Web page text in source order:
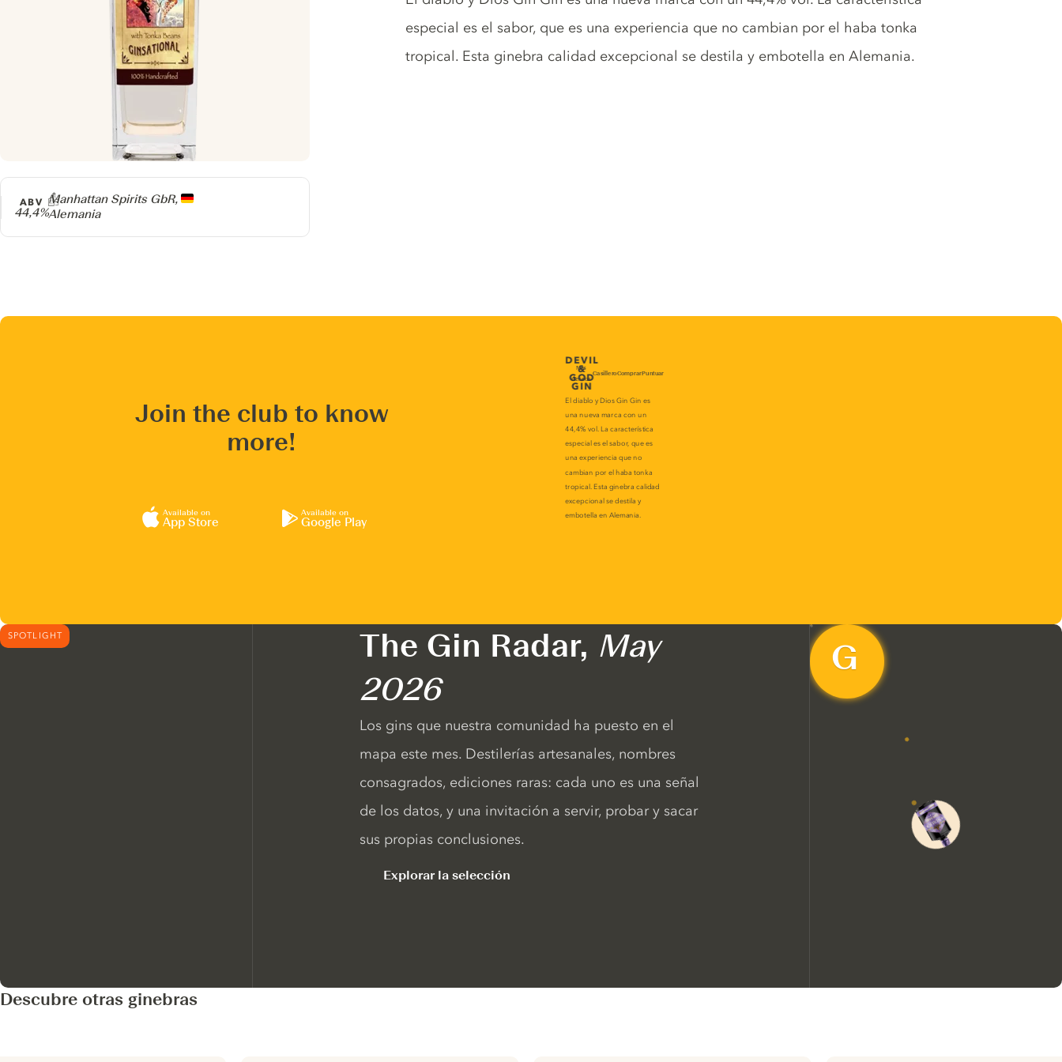
Producer
Manhattan Spirits GbR,
Alemania
ABV
44,4%
especial es el sabor, que es una experiencia que no cambian por el haba tonka
tropical. Esta ginebra calidad excepcional se destila y embotella en Alemania.
Join the club to know
more!
Available on
App Store
Available on
Google Play
SPOTLIGHT The Gin Radar, May
2026
Los gins que nuestra comunidad ha puesto en el
mapa este mes. Destilerías artesanales, nombres
consagrados, ediciones raras: cada uno es una señal
de los datos, y una invitación a servir, probar y sacar
sus propias conclusiones.
Explorar la selección
Descubre otras ginebras